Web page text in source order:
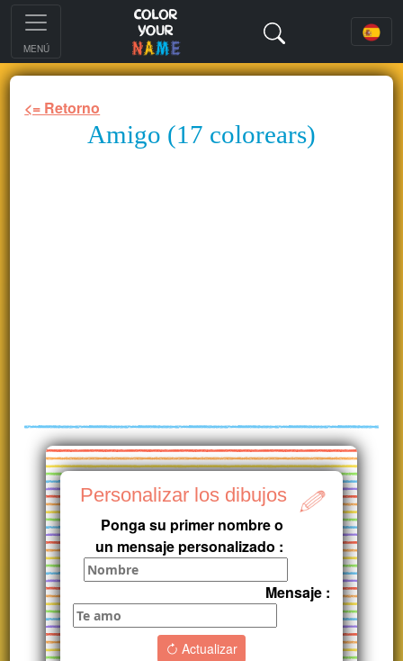
MENÚ
<= Retorno
Amigo (17 colorears)
Personalizar los dibujos
Ponga su primer nombre o
un mensaje personalizado :
Mensaje :
Actualizar